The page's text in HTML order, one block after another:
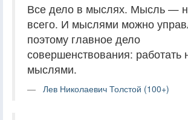
Все дело в мыслях. Мысль —
всего. И мыслями можно
поэтому главное дело
совершенствования: работать
мыслями.
Лев Николаевич Толстой (100+)